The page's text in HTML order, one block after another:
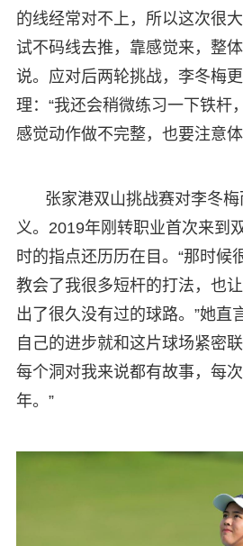
的线经常对不上，所以这次很
试不码线去推，靠感觉来，整
说。应对后两轮挑战，李冬梅
理：“我还会稍微练习一下铁杆
感觉动作做不完整，也要注意
张家港双山挑战赛对李冬
义。2019年刚转职业首次来到
时的指点还历历在目。“那时候
教会了我很多短杆的打法，也
出了很久没有过的球路。”她直
自己的进步就和这片球场紧密
每个洞对我来说都有故事，每
年。”